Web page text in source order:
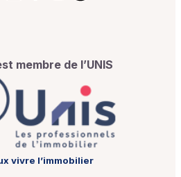
membre de l’UNIS
vivre l’immobilier